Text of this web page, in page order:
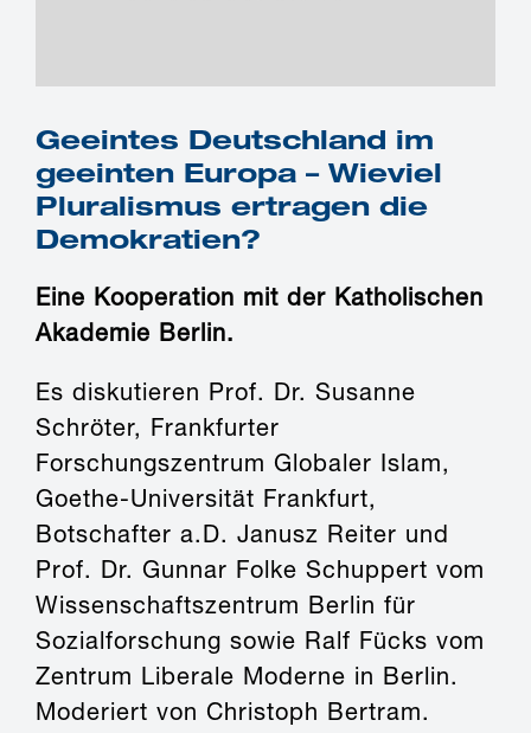
Geeintes Deutschland im
geeinten Europa – Wieviel
Pluralismus ertragen die
Demokratien?
Eine Kooperation mit der Katholischen
Akademie Berlin.
Es diskutieren Prof. Dr. Susanne
Schröter, Frankfurter
Forschungszentrum Globaler Islam,
Goethe-Universität Frankfurt,
Botschafter a.D. Janusz Reiter und
Prof. Dr. Gunnar Folke Schuppert vom
Wissenschaftszentrum Berlin für
Sozialforschung sowie Ralf Fücks vom
Zentrum Liberale Moderne in Berlin.
Moderiert von Christoph Bertram.